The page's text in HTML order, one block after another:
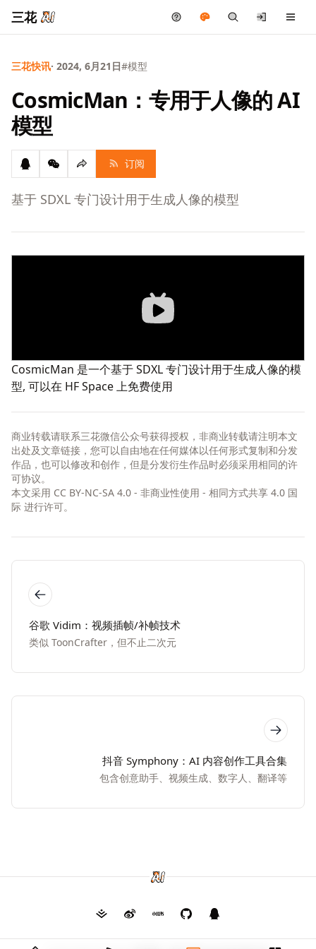
三花
三花快讯· 2024, 6月21日#模型
CosmicMan：专用于人像的 AI
模型
订阅
基于 SDXL 专门设计用于生成人像的模型
CosmicMan 是一个基于 SDXL 专门设计用于生成人像的模
型, 可以在 HF Space 上免费使用
商业转载请联系三花微信公众号获得授权，非商业转载请注明本文
出处及文章链接，您可以自由地在任何媒体以任何形式复制和分发
作品，也可以修改和创作，但是分发衍生作品时必须采用相同的许
可协议。
本文采用 CC BY-NC-SA 4.0 - 非商业性使用 - 相同方式共享 4.0 国
际 进行许可。
谷歌 Vidim：视频插帧/补帧技术
类似 ToonCrafter，但不止二次元
抖音 Symphony：AI 内容创作工具合集
包含创意助手、视频生成、数字人、翻译等